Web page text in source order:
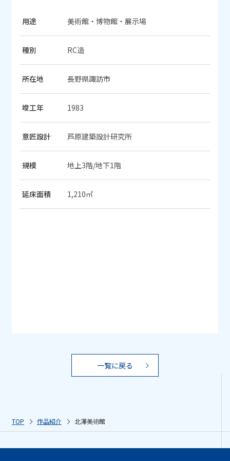
用途 美術館・博物館・展示場
種別 RC造
所在地 長野県諏訪市
竣工年 1983
意匠設計 芦原建築設計研究所
規模 地上3階/地下1階
延床面積 1,210㎡
一覧に戻る
TOP 作品紹介 北澤美術館